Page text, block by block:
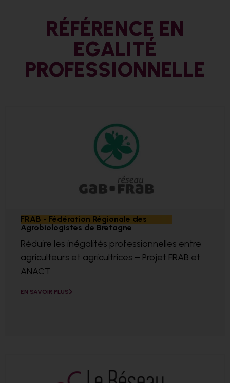
RÉFÉRENCE EN
EGALITÉ
PROFESSIONNELLE
FRAB - Fédération Régionale des
Agrobiologistes de Bretagne
Réduire les inégalités professionnelles entre
agriculteurs et agricultrices – Projet FRAB et
ANACT
EN SAVOIR PLUS